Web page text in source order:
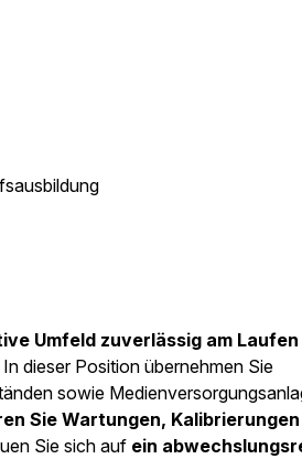
Umfeld zuverlässig am
In dieser Position übernehmen Sie
sowie
Sie Wartungen,
Sie sich auf ein